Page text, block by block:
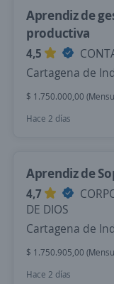
Aprendiz de
productiva
4,5
Cartagena de
$ 1.750.000,00
Hace 2 días
Aprendiz de
4,7
DE DIOS
Cartagena de
$ 1.750.905,00
Hace 2 días